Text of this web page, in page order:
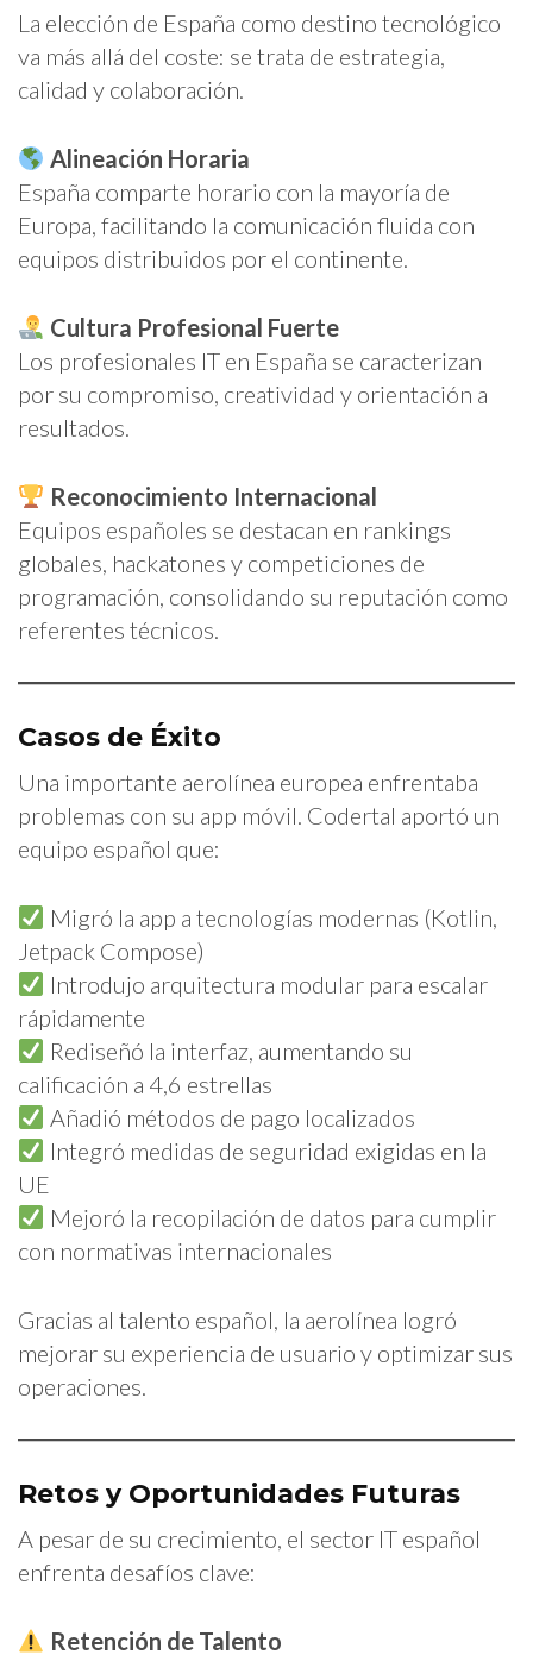
La elección de España como destino tecnológico
va más allá del coste: se trata de estrategia,
calidad y colaboración.
Alineación Horaria
España comparte horario con la mayoría de
Europa, facilitando la comunicación fluida con
equipos distribuidos por el continente.
Cultura Profesional Fuerte
Los profesionales IT en España se caracterizan
por su compromiso, creatividad y orientación a
resultados.
Reconocimiento Internacional
Equipos españoles se destacan en rankings
globales, hackatones y competiciones de
programación, consolidando su reputación como
referentes técnicos.
Casos de Éxito
Una importante aerolínea europea enfrentaba
problemas con su app móvil. Codertal aportó un
equipo español que:
Migró la app a tecnologías modernas (Kotlin,
Jetpack Compose)
Introdujo arquitectura modular para escalar
rápidamente
Rediseñó la interfaz, aumentando su
calificación a 4,6 estrellas
Añadió métodos de pago localizados
Integró medidas de seguridad exigidas en la
UE
Mejoró la recopilación de datos para cumplir
con normativas internacionales
Gracias al talento español, la aerolínea logró
mejorar su experiencia de usuario y optimizar sus
operaciones.
Retos y Oportunidades Futuras
A pesar de su crecimiento, el sector IT español
enfrenta desafíos clave:
Retención de Talento